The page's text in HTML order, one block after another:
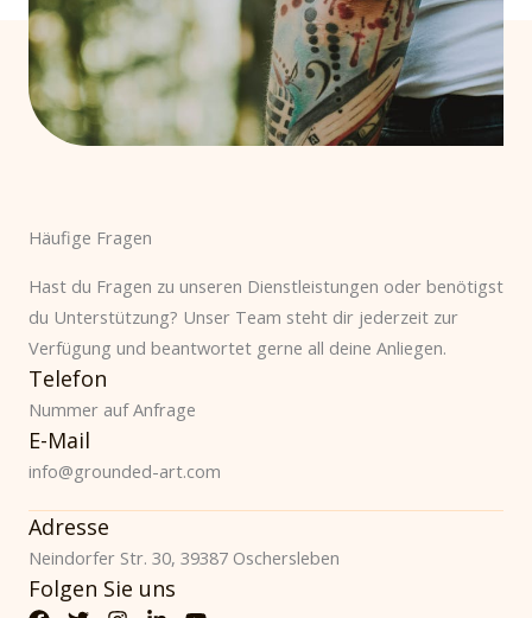
Häufige Fragen
Hast du Fragen zu unseren Dienstleistungen oder benötigst
du Unterstützung? Unser Team steht dir jederzeit zur
Verfügung und beantwortet gerne all deine Anliegen.
Telefon
Nummer auf Anfrage
E-Mail
info@grounded-art.com
Adresse
Neindorfer Str. 30, 39387 Oschersleben
Folgen Sie uns